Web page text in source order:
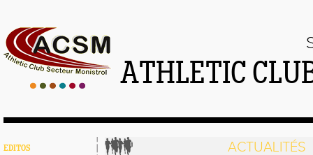
ATHLETIC
EDITOS ACTUALITÉS